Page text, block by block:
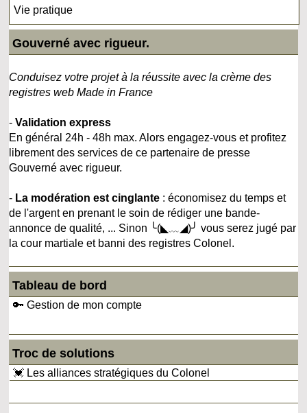
Vie pratique
Gouverné avec rigueur.
Conduisez votre projet à la réussite avec la crème des
registres web Made in France
-Validation express
En général 24h - 48h max. Alors engagez-vous et profitez
librement des services de ce partenaire de presse
Gouverné avec rigueur.
- La modération est cinglante : économisez du temps et
de l'argent en prenant le soin de rédiger une bande-
annonce de qualité, ... Sinon ╰(◣﹏◢)╯ vous serez jugé par
la cour martiale et banni des registres Colonel.
Tableau de bord
🔑 Gestion de mon compte
Troc de solutions
💓 Les alliances stratégiques du Colonel